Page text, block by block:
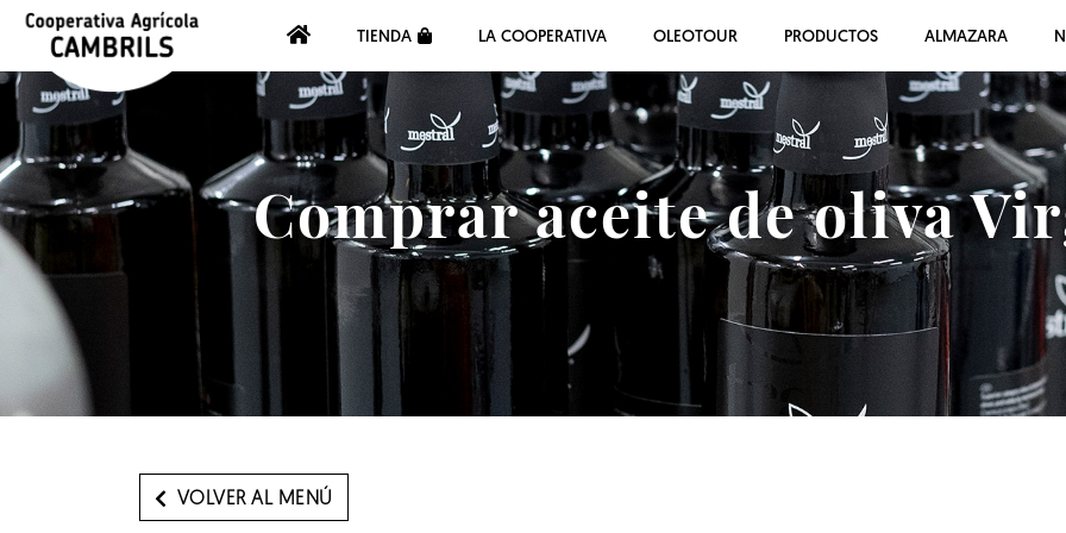
TIENDA LA COOPERATIVA OLEOTOUR PRODUCTOS ALMAZARA
Comprar aceite de oliva
VOLVER AL MENÚ